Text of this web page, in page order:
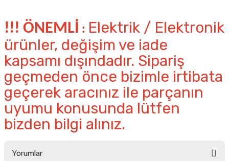
!!! ÖNEMLİ : Elektrik / Elektronik
ürünler, değişim ve iade
kapsamı dışındadır. Sipariş
geçmeden önce bizimle irtibata
geçerek aracınız ile parçanın
uyumu konusunda lütfen
bizden bilgi alınız.
Yorumlar